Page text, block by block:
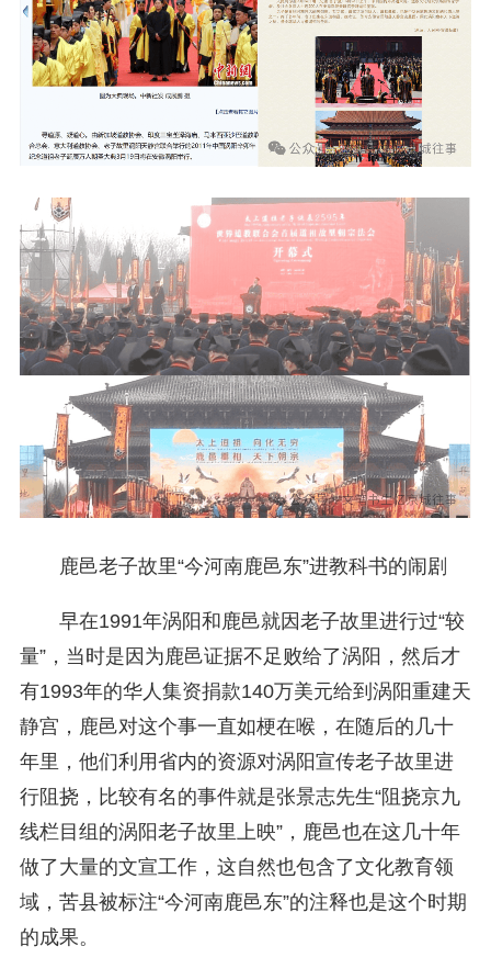
鹿邑老子故里“今河南鹿邑东”进教科书的闹剧
早在1991年涡阳和鹿邑就因老子故里进行过“较
量”，当时是因为鹿邑证据不足败给了涡阳，然后才
有1993年的华人集资捐款140万美元给到涡阳重建天
静宫，鹿邑对这个事一直如梗在喉，在随后的几十
年里，他们利用省内的资源对涡阳宣传老子故里进
行阻挠，比较有名的事件就是张景志先生“阻挠京九
线栏目组的涡阳老子故里上映”，鹿邑也在这几十年
做了大量的文宣工作，这自然也包含了文化教育领
域，苦县被标注“今河南鹿邑东”的注释也是这个时期
的成果。